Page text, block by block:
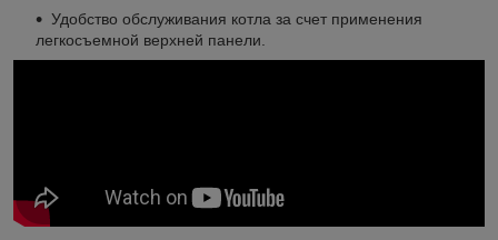
Удобство обслуживания котла за счет применения
легкосъемной верхней панели.